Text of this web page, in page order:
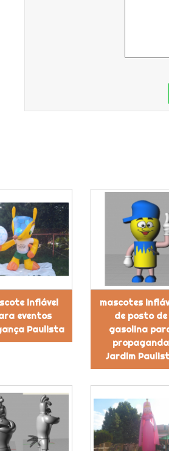
inflável
eventos
Paulista
mascotes
de posto de
gasolina
propaganda
Jardim